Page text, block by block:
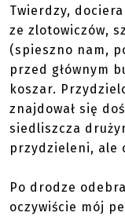
Twierdzy,
ze zlotowiczów,
(spieszno nam,
przed głównym
koszar.
znajdował się
siedliszcza
przydzieleni, ale
Po drodze
oczywiście mój